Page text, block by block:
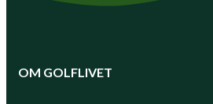
OM GOLFLIVET